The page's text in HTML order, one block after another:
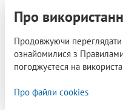
Про
Продовжуючи
ознайомилися з
погоджуєтеся на
Про файли cookies